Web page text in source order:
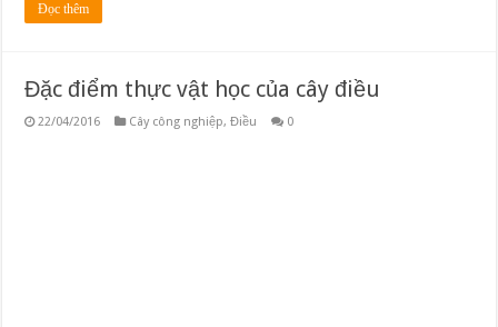
Đọc thêm
Đặc điểm thực vật học của cây điều
22/04/2016 Cây công nghiệp,Điều 0